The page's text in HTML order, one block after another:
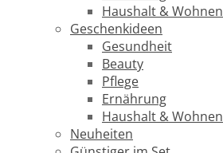
Haushalt & Wohnen
Geschenkideen
Gesundheit
Beauty
Pflege
Ernährung
Haushalt & Wohnen
Neuheiten